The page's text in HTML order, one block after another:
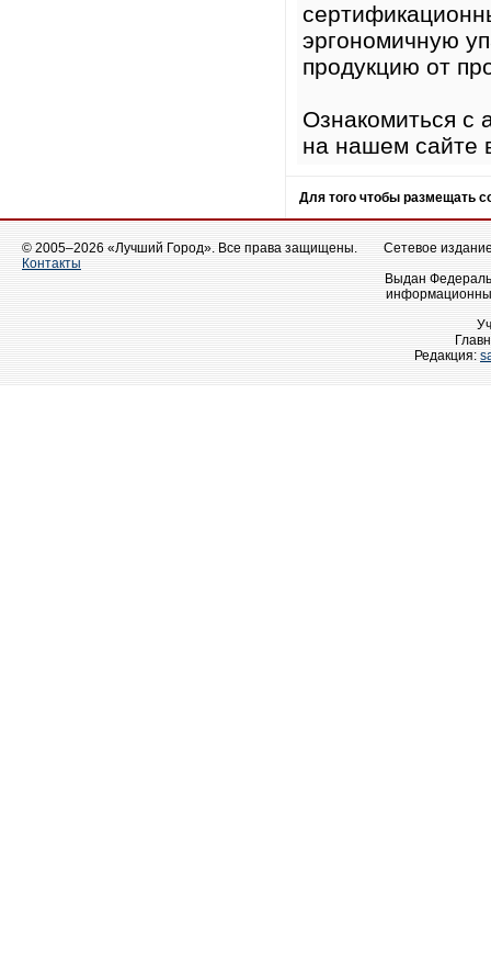
эргономичную
продукцию от
Ознакомиться с
на нашем сайте
Для того чтобы размещать
© 2005–2026 «Лучший Город». Все права защищены.
Контакты
Сетевое
Выдан
Редакция: